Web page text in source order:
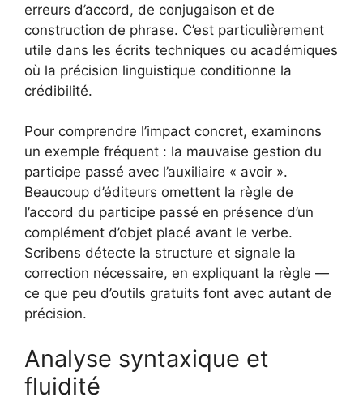
erreurs d’accord, de conjugaison et de
construction de phrase. C’est particulièrement
utile dans les écrits techniques ou académiques
où la précision linguistique conditionne la
crédibilité.
Pour comprendre l’impact concret, examinons
un exemple fréquent : la mauvaise gestion du
participe passé avec l’auxiliaire « avoir ».
Beaucoup d’éditeurs omettent la règle de
l’accord du participe passé en présence d’un
complément d’objet placé avant le verbe.
Scribens détecte la structure et signale la
correction nécessaire, en expliquant la règle —
ce que peu d’outils gratuits font avec autant de
précision.
Analyse syntaxique et
fluidité